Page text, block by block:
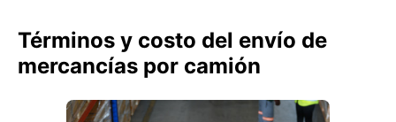
Términos y costo del envío de
mercancías por camión